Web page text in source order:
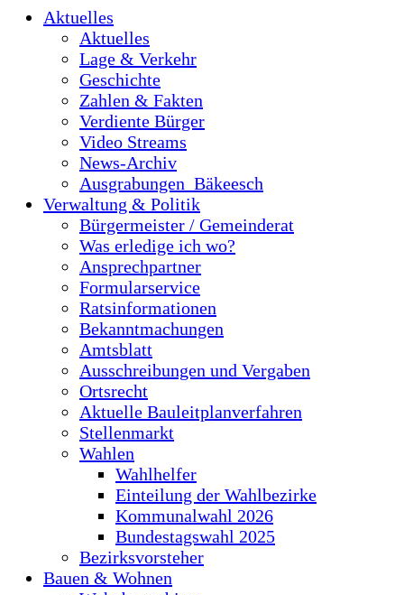
Aktuelles
Aktuelles
Lage & Verkehr
Geschichte
Zahlen & Fakten
Verdiente Bürger
Video Streams
News-Archiv
Ausgrabungen_Bäkeesch
Verwaltung & Politik
Bürgermeister / Gemeinderat
Was erledige ich wo?
Ansprechpartner
Formularservice
Ratsinformationen
Bekanntmachungen
Amtsblatt
Ausschreibungen und Vergaben
Ortsrecht
Aktuelle Bauleitplanverfahren
Stellenmarkt
Wahlen
Wahlhelfer
Einteilung der Wahlbezirke
Kommunalwahl 2026
Bundestagswahl 2025
Bezirksvorsteher
Bauen & Wohnen